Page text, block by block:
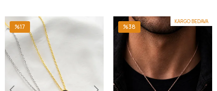
%17
KARGO BEDAVA
%38